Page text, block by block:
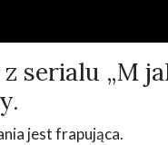
serialu „M
jest frapująca.